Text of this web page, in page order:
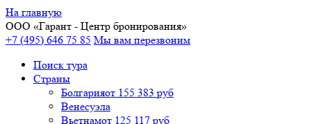
На главную
ООО «Гарант - Центр бронирования»
+7 (495) 646 75 85 Мы вам перезвоним
Поиск тура
Cтраны
Болгарияот 155 383 руб
Венесуэла
Вьетнамот 125 117 руб